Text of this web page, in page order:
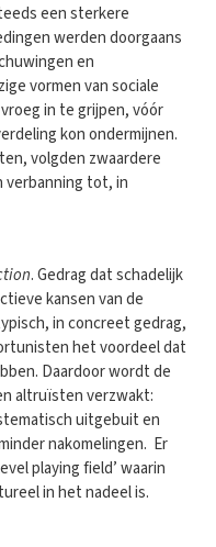
een sterkere
werden doorgaans
en
vormen van sociale
in te grijpen, vóór
kon ondermijnen.
volgden zwaardere
verbanning tot, in
. Gedrag dat schadelijk
kansen van de
in concreet gedrag,
het voordeel dat
Daardoor wordt de
altruïsten verzwakt:
uitgebuit en
nakomelingen. Er
playing field’ waarin
in het nadeel is.